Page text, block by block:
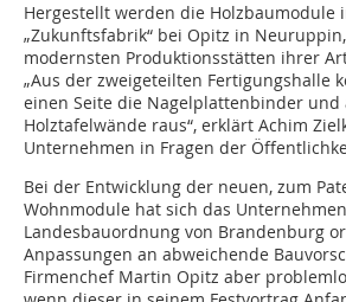
Hergestellt werden die Holzbaumodule
„Zukunftsfabrik“ bei Opitz in
modernsten Produktionsstätten ihrer
„Aus der zweigeteilten Fertigungshalle
einen Seite die Nagelplattenbinder
Holztafelwände raus“, erklärt Achim
Unternehmen in Fragen der
Bei der Entwicklung der neuen, zum
Wohnmodule hat sich das
Landesbauordnung von Brandenburg
Anpassungen an abweichende
Firmenchef Martin Opitz aber